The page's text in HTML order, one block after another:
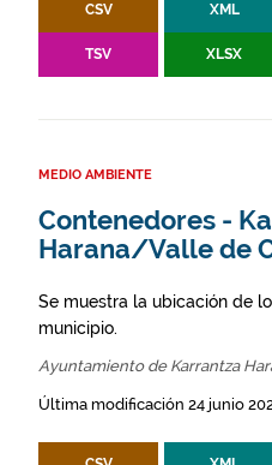
CSV XML
TSV XLSX
MEDIO AMBIENTE
Contenedores -
Harana/Valle de
Se muestra la ubicación de
municipio.
Ayuntamiento de Karrantza
Última modificación 24 junio